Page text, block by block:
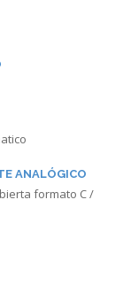
ANALÓGICO
formato C /